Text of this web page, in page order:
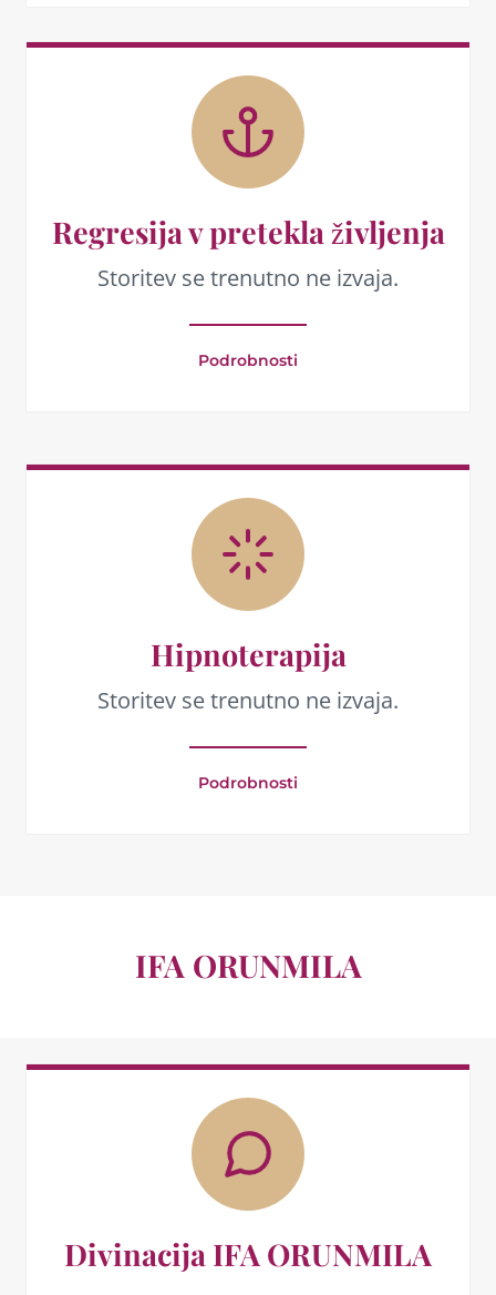
Regresija v pretekla življenja
Storitev se trenutno ne izvaja.
Podrobnosti
Hipnoterapija
Storitev se trenutno ne izvaja.
Podrobnosti
IFA ORUNMILA
Divinacija IFA ORUNMILA